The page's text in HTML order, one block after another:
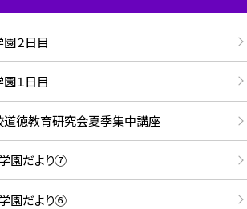
２日目
１日目
徳教育研究会夏季集中講座
園だより⑦
園だより⑥